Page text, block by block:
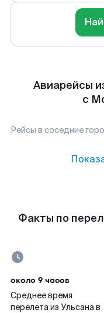
Авиарейсы
с
Рейсы в соседние
Факты по
около 9 часов
Среднее время
перелета из Ульсана в